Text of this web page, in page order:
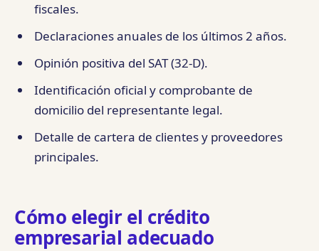
fiscales.
Declaraciones anuales de los últimos 2 años.
Opinión positiva del SAT (32-D).
Identificación oficial y comprobante de
domicilio del representante legal.
Detalle de cartera de clientes y proveedores
principales.
Cómo elegir el crédito
empresarial adecuado